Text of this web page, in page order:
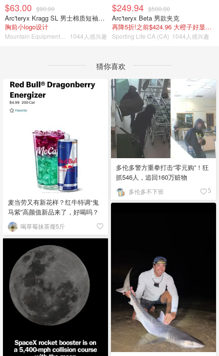
$63.00 $90.00
Arc'teryx Kragg SL 男士棉质短袖T恤
胸前小logo设计
1044人感兴趣
$249.94 $500.00
Arc'teryx Beta 男款夹克
再降5折!之前$424.96 大橙子好显白 蹲补
Sporting Life CA (CA) 1044人感兴趣
猜你喜欢
麦当劳又有新花样？红牛特调“鬼
马紫”高颜值新品来了，好喝吗？
喝草莓抹茶瘦5斤
多伦多警方重拳打击“零元购”！狂
抓546人，追回160万赃物
多伦多不下班 5